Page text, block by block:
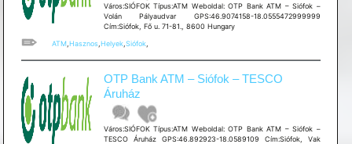
Város:SIÓFOK Típus:ATM Weboldal: OTP Bank ATM – Siófok –
Volán Pályaudvar GPS:46.9074158-18.0555472999999
Cím:Siófok, Fő u. 71-81., 8600 Hungary
ATM, Hasznos, Helyek, Siófok,
OTP Bank ATM – Siófok – TESCO
Áruház
Város:SIÓFOK Típus:ATM Weboldal: OTP Bank ATM – Siófok –
TESCO Áruház GPS:46.892923-18.0589109 Cím:Siófok, Vak